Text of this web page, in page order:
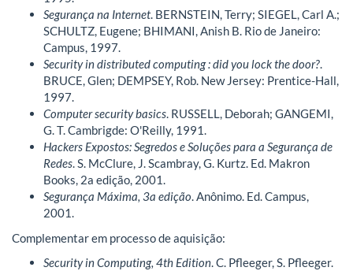
Segurança na Internet. BERNSTEIN, Terry; SIEGEL, Carl A.;
SCHULTZ, Eugene; BHIMANI, Anish B. Rio de Janeiro:
Campus, 1997.
Security in distributed computing : did you lock the door?.
BRUCE, Glen; DEMPSEY, Rob. New Jersey: Prentice-Hall,
1997.
Computer security basics. RUSSELL, Deborah; GANGEMI,
G. T. Cambrigde: O'Reilly, 1991.
Hackers Expostos: Segredos e Soluções para a Segurança de
Redes. S. McClure, J. Scambray, G. Kurtz. Ed. Makron
Books, 2a edição, 2001.
Segurança Máxima, 3a edição. Anônimo. Ed. Campus,
2001.
Complementar em processo de aquisição:
Security in Computing, 4th Edition. C. Pfleeger, S. Pfleeger.